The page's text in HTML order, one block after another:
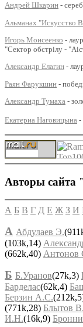
Андрей Шкарин -
Альманах "Искусство
Игорь Моисеенко -
"Сектор обстрiлу -
Александр Елагин -
Раян Фарукшин -
Александр Тумаха -
Екатериa Наговицына -
Авторы
А Б В Г Д Е Ж З И
А Абдулаев Э.
(103k,14)
(662k,40) Антонов
Б Б.Уранов(27k,3)
Барделас(62k,4)
Берзин А.С.
(771k,28) Блытов В.
И.Н.(16k,9)